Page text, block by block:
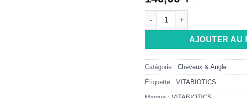
quantité de PERFECTIL
AJOUTER AU
Alternative:
Catégorie : Cheveux & Angle
Étiquette : VITABIOTICS